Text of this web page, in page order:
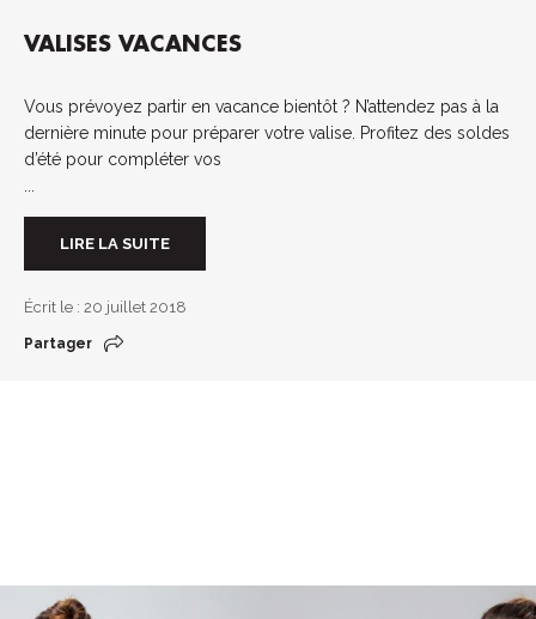
VALISES VACANCES
Vous prévoyez partir en vacance bientôt ? N’attendez pas à la
dernière minute pour préparer votre valise. Profitez des soldes
d’été pour compléter vos
LIRE LA SUITE
Écrit le : 20 juillet 2018
Partager